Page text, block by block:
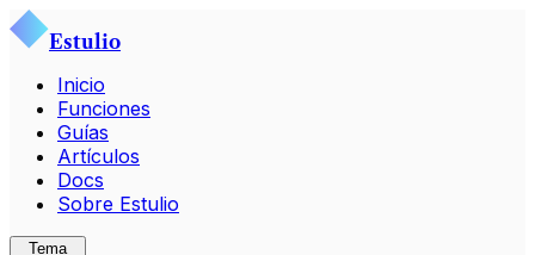
Estulio
Inicio
Funciones
Guías
Artículos
Docs
Sobre Estulio
Tema